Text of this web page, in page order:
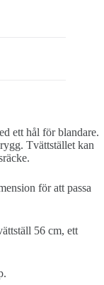
ett hål för blandare.
Tvättstället kan
för att passa
56 cm, ett